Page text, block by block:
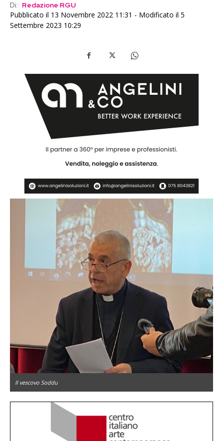
Di: Redazione RGU
Pubblicato il 13 Novembre 2022 11:31 - Modificato il 5
Settembre 2023 10:29
Il vescovo Soddu